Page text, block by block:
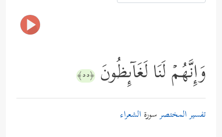
وَإِنَّهُمۡ لَنَا لَغَاۤىِٕظُونَ ﴿٥٥﴾
تفسير المختصرسورة الشعراء